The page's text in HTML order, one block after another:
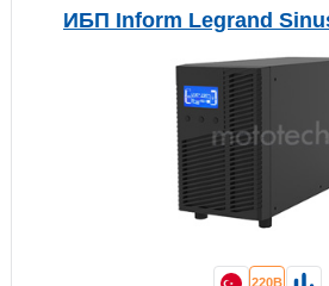
ИБП Inform Legrand
220В